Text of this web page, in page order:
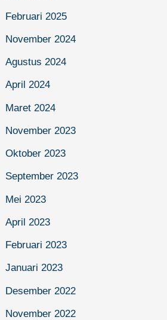
Februari 2025
November 2024
Agustus 2024
April 2024
Maret 2024
November 2023
Oktober 2023
September 2023
Mei 2023
April 2023
Februari 2023
Januari 2023
Desember 2022
November 2022